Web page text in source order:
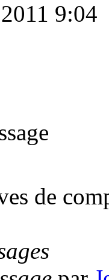
9:04
de